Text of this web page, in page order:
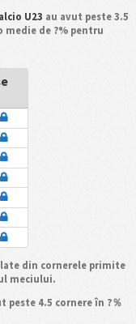
U23 au avut peste 3.5
medie de ?% pentru
din cornerele primite
meciului.
peste 4.5 cornere în ?％